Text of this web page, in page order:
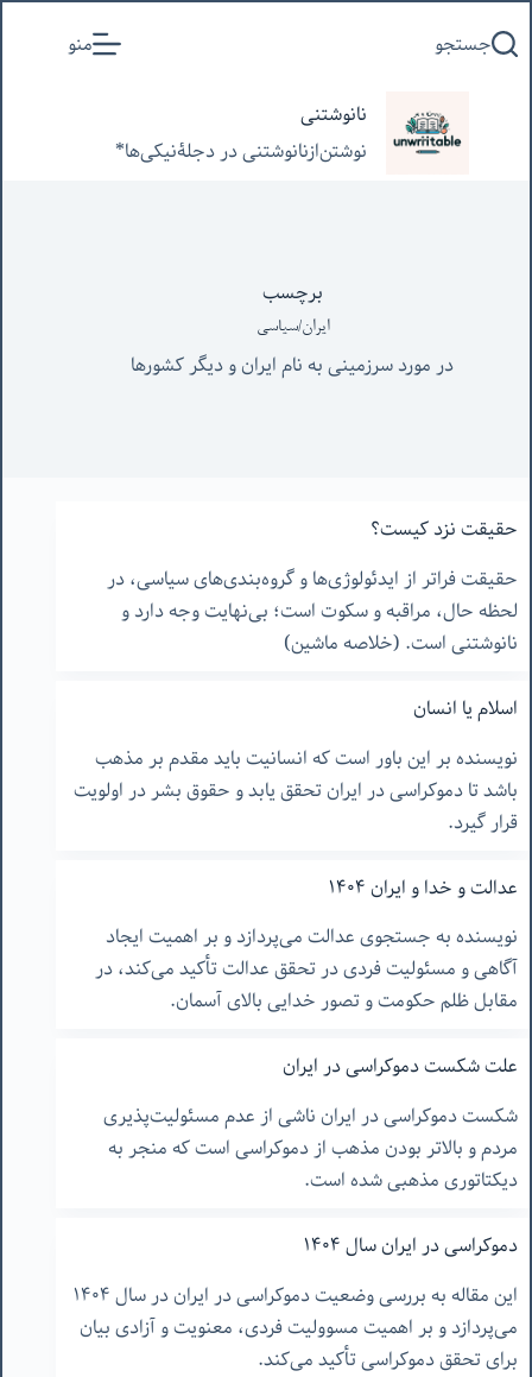
به
جستجو منو
نانوشتنی
نوشتن‌از‌نانوشتنی‌ در‌ دجلۀنیکی‌ها*
برچسب
ایران/سیاسی
در مورد سرزمینی به نام ایران و دیگر کشورها
حقیقت نزد کیست؟
حقیقت فراتر از ایدئولوژی‌ها و گروه‌بندی‌های سیاسی، در
لحظه حال، مراقبه و سکوت است؛ بی‌نهایت وجه دارد و
نانوشتنی است. (خلاصه ماشین)
اسلام یا انسان
نویسنده بر این باور است که انسانیت باید مقدم بر مذهب
باشد تا دموکراسی در ایران تحقق یابد و حقوق بشر در اولویت
قرار گیرد.
عدالت و خدا و ایران ۱۴۰۴
نویسنده به جستجوی عدالت می‌پردازد و بر اهمیت ایجاد
آگاهی و مسئولیت فردی در تحقق عدالت تأکید می‌کند، در
مقابل ظلم حکومت و تصور خدایی بالای آسمان.
علت شکست دموکراسی در ایران
شکست دموکراسی در ایران ناشی از عدم مسئولیت‌پذیری
مردم و بالاتر بودن مذهب از دموکراسی است که منجر به
دیکتاتوری مذهبی شده است.
دموکراسی در ایران سال ۱۴۰۴
این مقاله به بررسی وضعیت دموکراسی در ایران در سال ۱۴۰۴
می‌پردازد و بر اهمیت مسوولیت فردی، معنویت و آزادی بیان
برای تحقق دموکراسی تأکید می‌کند.